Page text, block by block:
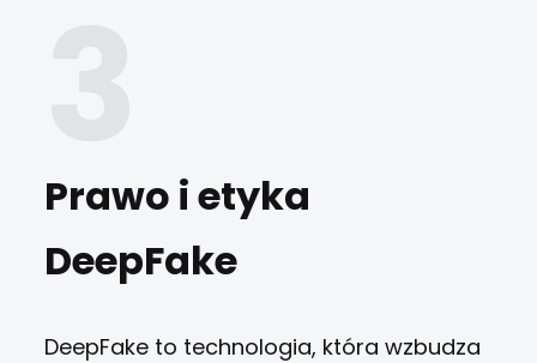
Prawo i etyka
DeepFake
DeepFake to technologia, która wzbudza